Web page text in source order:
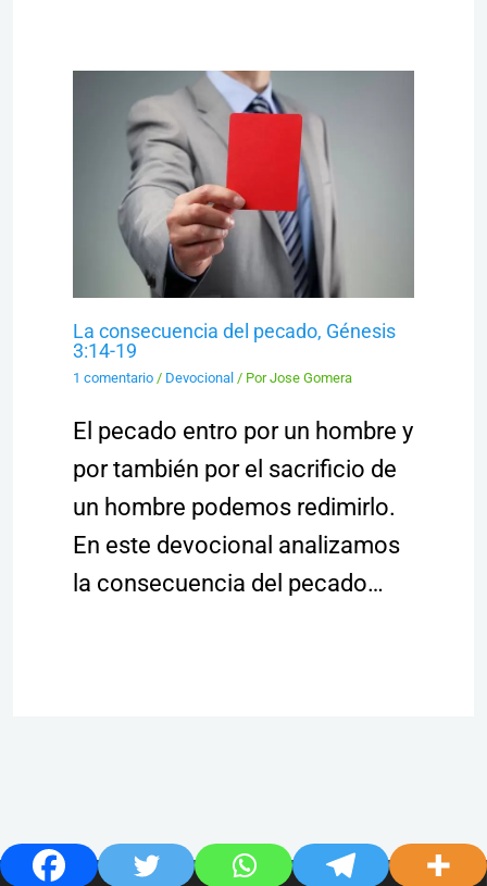
La consecuencia del pecado, Génesis
3:14-19
1 comentario / Devocional/ PorJose Gomera
El pecado entro por un hombre y
por también por el sacrificio de
un hombre podemos redimirlo.
En este devocional analizamos
la consecuencia del pecado…